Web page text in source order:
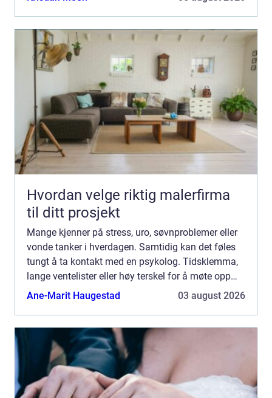
Hvordan velge riktig malerfirma
til ditt prosjekt
Mange kjenner på stress, uro, søvnproblemer eller
vonde tanker i hverdagen. Samtidig kan det føles
tungt å ta kontakt med en psykolog. Tidsklemma,
lange ventelister eller høy terskel for å møte opp
fysisk...
Ane-Marit Haugestad 03 august 2026